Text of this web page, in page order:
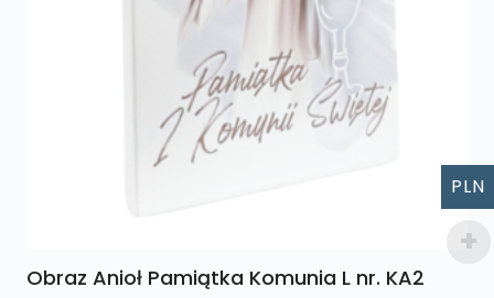
Obraz Anioł Pamiątka Komunia L nr. KA2
PLN